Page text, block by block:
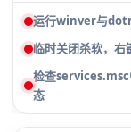
运行winver与
临时关闭杀软，
检查services.msc
态